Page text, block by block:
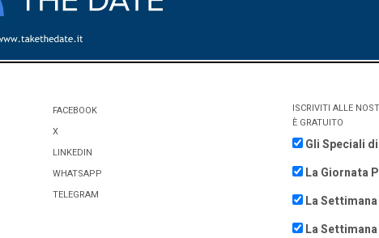
FACEBOOK
X
LINKEDIN
WHATSAPP
TELEGRAM
ISCRIVITI ALLE
È GRATUITO
Gli Speciali
La Giornata
La
La